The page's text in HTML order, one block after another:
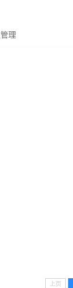
理
上页